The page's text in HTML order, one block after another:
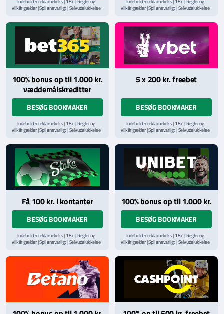
Indeholder reklamelinks | 18+ | Regler og
vilkår gælder | Spil ansvarligt | Selvudelukkelse
hjælpelinje påStopSpillet.dk
Læs vilkår og betingelserher
Indeholder reklamelinks | 18+ | Regler og
vilkår gælder | Spil ansvarligt | Selvudelukkelse
hjælpelinje påStopSpillet.dk
Læs vilkår og betingelserher
100% bonus op til 1.000 kr.
væddemålskreditter
BESØG BOOKMAKER
Indeholder reklamelinks | 18+ | Regler og
vilkår gælder | Spil ansvarligt | Selvudelukkelse
hjælpelinje påStopSpillet.dk
5 x 200 kr. freebet
BESØG BOOKMAKER
Indeholder reklamelinks | 18+ | Regler og
vilkår gælder | Spil ansvarligt | Selvudelukkelse
hjælpelinje påStopSpillet.dk
Læs vilkår og betingelserher
Få 100 kr. i kontanter
BESØG BOOKMAKER
Indeholder reklamelinks | 18+ | Regler og
vilkår gælder | Spil ansvarligt | Selvudelukkelse
hjælpelinje påStopSpillet.dk
her
100% bonus op til 1.000 kr.
BESØG BOOKMAKER
Indeholder reklamelinks | 18+ | Regler og
vilkår gælder | Spil ansvarligt | Selvudelukkelse
hjælpelinje påStopSpillet.dk
Læs vilkår og betingelserher